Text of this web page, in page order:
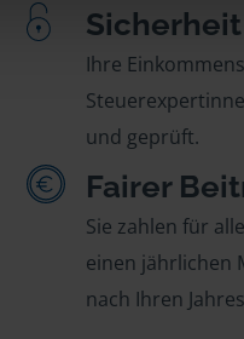
Sicherheit
Ihre
und geprüft.
Fairer
Sie zahlen für
einen jährlichen
nach Ihren